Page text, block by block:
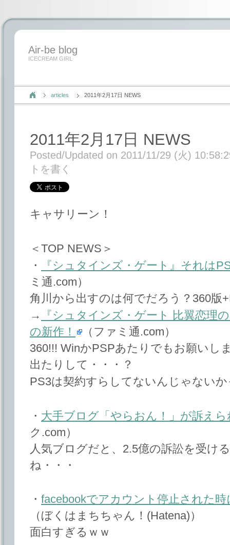
Air-be blog
ICECREAM GIRL
articles 2011年2月17日 NEWS
2011年2月17日 NEWS
Posted/Updated on 2011/11/29 (火)
トを書く
キャサリーン！
＜TOP NEWS＞
・
『シュタインズ・ゲート』それは
ミ通.com）
角川から出すのは何でだろう？360版
→
『シュタインズ・ゲート 比翼恋理
の新作！
（ファミ通.com）
360!!! WinかPSPあたりでもお願いし
出たりして・・・？
PS3は契約すらしてないんじゃない
・ 大手ブログ「やらおん！」が訴え
ク.com）
人気ブログだと、2.5億の訴訟を受け
ね・・・
・ facebookでアカウント停止された
（ぼくはまちちゃん！(Hatena)）
面白すぎるｗｗ